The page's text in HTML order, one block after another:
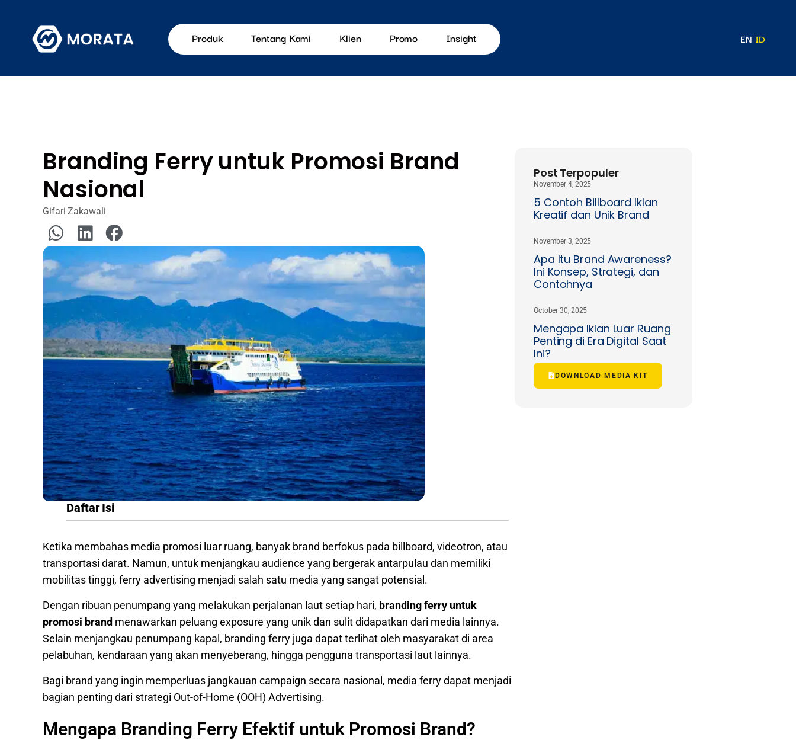
Produk Tentang Kami Klien Promo Insight EN ID
Branding Ferry untuk Promosi Brand
Nasional
Gifari Zakawali
Daftar Isi
Ketika membahas media promosi luar ruang, banyak brand berfokus pada billboard, videotron, atau
transportasi darat. Namun, untuk menjangkau audience yang bergerak antarpulau dan memiliki
mobilitas tinggi, ferry advertising menjadi salah satu media yang sangat potensial.
Dengan ribuan penumpang yang melakukan perjalanan laut setiap hari, branding ferry untuk
promosi brand menawarkan peluang exposure yang unik dan sulit didapatkan dari media lainnya.
Selain menjangkau penumpang kapal, branding ferry juga dapat terlihat oleh masyarakat di area
pelabuhan, kendaraan yang akan menyeberang, hingga pengguna transportasi laut lainnya.
Bagi brand yang ingin memperluas jangkauan campaign secara nasional, media ferry dapat menjadi
bagian penting dari strategi Out-of-Home (OOH) Advertising.
Mengapa Branding Ferry Efektif untuk Promosi Brand?
Post Terpopuler
5 Contoh Billboard Iklan
Kreatif dan Unik Brand
November 4, 2025
Apa Itu Brand Awareness?
Ini Konsep, Strategi, dan
Contohnya
November 3, 2025
Mengapa Iklan Luar Ruang
Penting di Era Digital Saat
Ini?
October 30, 2025
DOWNLOAD MEDIA KIT